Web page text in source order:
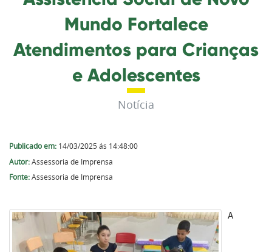
Mundo Fortalece
Atendimentos para Crianças
e Adolescentes
Notícia
Publicado em: 14/03/2025 ás 14:48:00
Autor:Assessoria de Imprensa
Fonte:Assessoria de Imprensa
A